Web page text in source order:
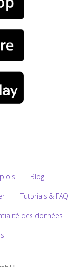
Blog
Tutorials & FAQ
des données